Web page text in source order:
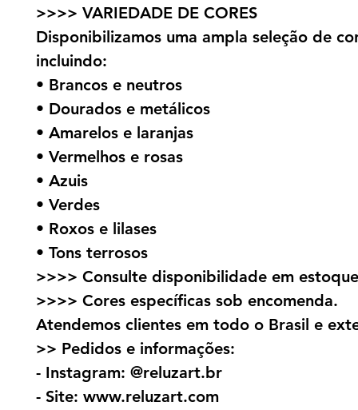
>>>> VARIEDADE DE CORES
Disponibilizamos uma ampla seleção de
incluindo:
• Brancos e neutros
• Dourados e metálicos
• Amarelos e laranjas
• Vermelhos e rosas
• Azuis
• Verdes
• Roxos e lilases
• Tons terrosos
>>>> Consulte disponibilidade em
>>>> Cores específicas sob encomenda.
Atendemos clientes em todo o Brasil e
>> Pedidos e informações:
- Instagram: @reluzart.br
- Site: www.reluzart.com